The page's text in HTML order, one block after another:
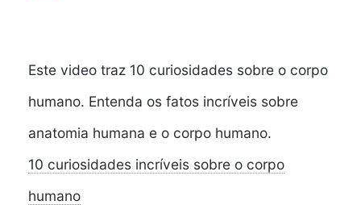
Este video traz 10 curiosidades sobre o corpo
humano. Entenda os fatos incríveis sobre
anatomia humana e o corpo humano.
10 curiosidades incríveis sobre o corpo
humano